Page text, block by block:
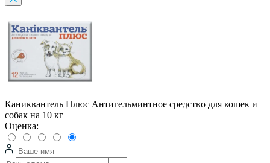
Каниквантель Плюс Антигельминтное средство для кошек и
собак на 10 кг
Оценка: